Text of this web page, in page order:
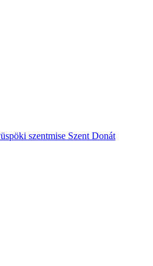
szentmise Szent Donát